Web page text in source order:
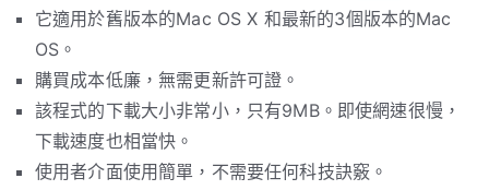
它適用於舊版本的Mac OS X 和最新的3個版本的Mac
OS。
購買成本低廉，無需更新許可證。
該程式的下載大小非常小，只有9MB。即使網速很慢，
下載速度也相當快。
使用者介面使用簡單，不需要任何科技訣竅。